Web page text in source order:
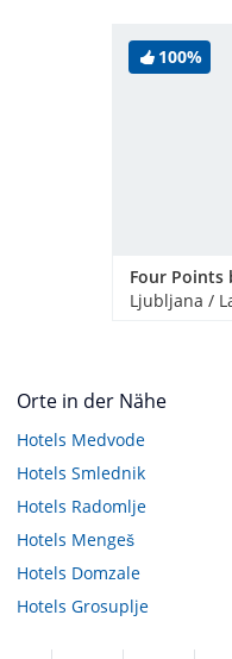
100%
Ljubljana /
Orte in der Nähe
Hotels Medvode
Hotels Smlednik
Hotels Radomlje
Hotels Mengeš
Hotels Domzale
Hotels Grosuplje